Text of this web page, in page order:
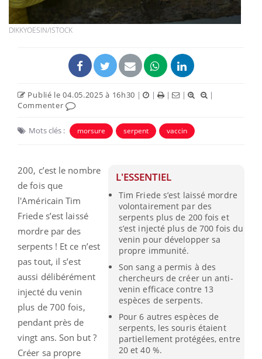
DIKKYOESIN/ISTOCK
Publié le 04.05.2025 à 16h30 | | | |
|
Commenter
Mots clés : morsure serpent vaccin
L'ESSENTIEL
Tim Friede s’est laissé mordre
volontairement par des
serpents plus de 200 fois et
s’est injecté plus de 700 fois du
venin pour développer sa
propre immunité.
Son sang a permis à des
chercheurs de créer un anti-
venin efficace contre 13
espèces de serpents.
Pour 6 autres espèces de
serpents, les souris étaient
partiellement protégées, entre
20 et 40 %.
200, c’est le nombre
de fois que
l'Américain Tim
Friede s’est laissé
mordre par des
serpents ! Et ce n’est
pas tout, il s’est
aussi délibérément
injecté du venin
plus de 700 fois,
pendant près de
vingt ans. Son but ?
Créer sa propre